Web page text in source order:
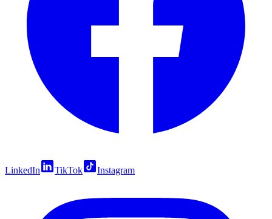
LinkedIn TikTok Instagram